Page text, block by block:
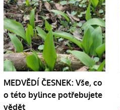
MEDVĚDÍ ČESNEK: Vše, co
o této bylince potřebujete
vědět